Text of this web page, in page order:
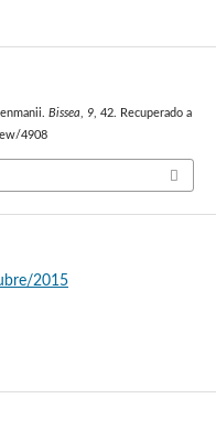
Bissea, 9, 42. Recuperado a
4908
2015